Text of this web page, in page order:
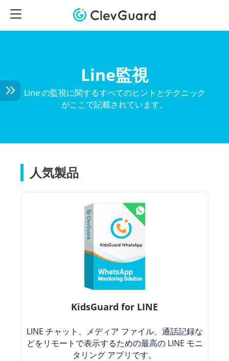
Line監視
Line の監視に関するすべてのヒントとテクニック
がここで記載されています。
人気製品
KidsGuard for LINE
LINE チャット、メディア ファイル、通話記録な
どをリモートで表示するための最高の LINE モニ
タリング アプリです。